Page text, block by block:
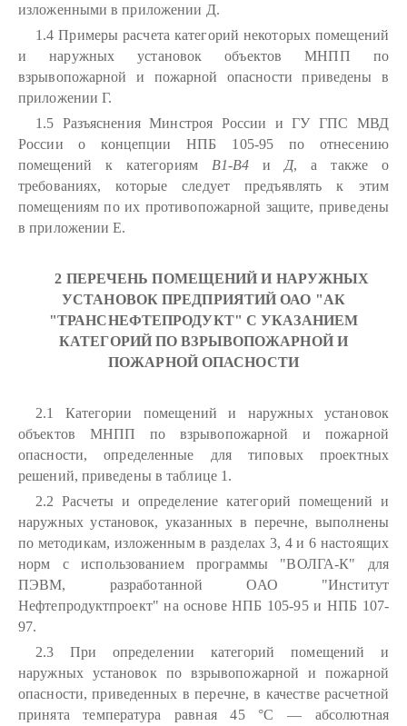
изложенными в приложении Д.
1.4 Примеры расчета категорий некоторых помещений
и наружных установок объектов МНПП по
взрывопожарной и пожарной опасности приведены в
приложении Г.
1.5 Разъяснения Минстроя России и ГУ ГПС МВД
России о концепции НПБ 105-95 по отнесению
помещений к категориям В1-В4 и Д, а также о
требованиях, которые следует предъявлять к этим
помещениям по их противопожарной защите, приведены
в приложении Е.
2 ПЕРЕЧЕНЬ ПОМЕЩЕНИЙ И НАРУЖНЫХ
УСТАНОВОК ПРЕДПРИЯТИЙ ОАО "АК
"ТРАНСНЕФТЕПРОДУКТ" С УКАЗАНИЕМ
КАТЕГОРИЙ ПО ВЗРЫВОПОЖАРНОЙ И
ПОЖАРНОЙ ОПАСНОСТИ
2.1 Категории помещений и наружных установок
объектов МНПП по взрывопожарной и пожарной
опасности, определенные для типовых проектных
решений, приведены в таблице 1.
2.2 Расчеты и определение категорий помещений и
наружных установок, указанных в перечне, выполнены
по методикам, изложенным в разделах 3, 4 и 6 настоящих
норм с использованием программы "ВОЛГА-К" для
ПЭВМ, разработанной ОАО "Институт
Нефтепродуктпроект" на основе НПБ 105-95 и НПБ 107-
97.
2.3 При определении категорий помещений и
наружных установок по взрывопожарной и пожарной
опасности, приведенных в перечне, в качестве расчетной
принята температура равная 45 °С — абсолютная